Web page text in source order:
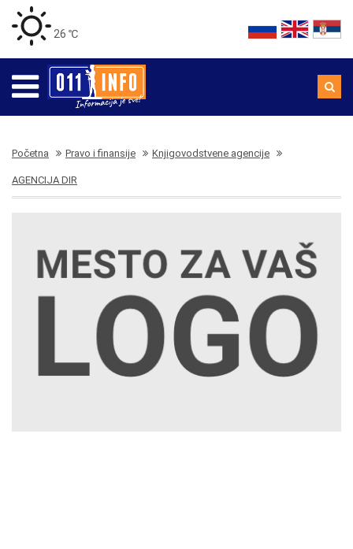
26 ℃
Početna Pravo i finansije Knjigovodstvene agencije
AGENCIJA DIR